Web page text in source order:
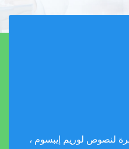
لنصوص لوريم إيبسوم ،